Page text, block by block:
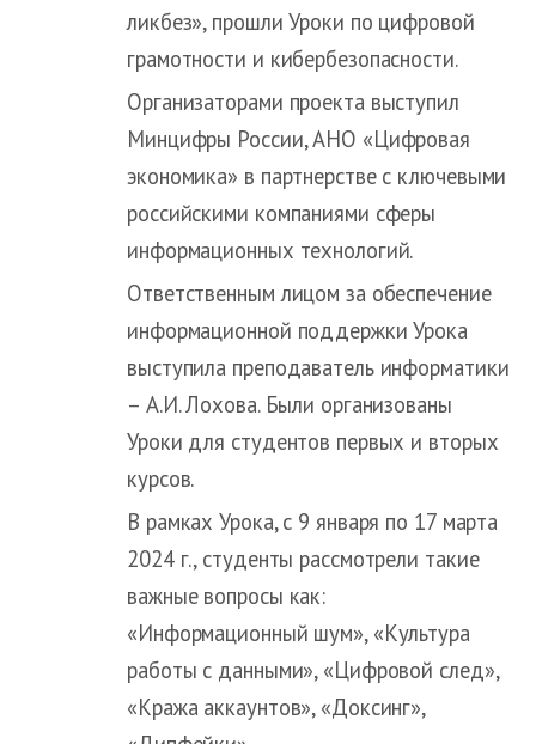
ликбез», прошли Уроки по цифровой
грамотности и кибербезопасности.
Организаторами проекта выступил
Минцифры России, АНО «Цифровая
экономика» в партнерстве с ключевыми
российскими компаниями сферы
информационных технологий.
Ответственным лицом за обеспечение
информационной поддержки Урока
выступила преподаватель информатики
– А.И. Лохова. Были организованы
Уроки для студентов первых и вторых
курсов.
В рамках Урока, с 9 января по 17 марта
2024 г., студенты рассмотрели такие
важные вопросы как:
«Информационный шум», «Культура
работы с данными», «Цифровой след»,
«Кража аккаунтов», «Доксинг»,